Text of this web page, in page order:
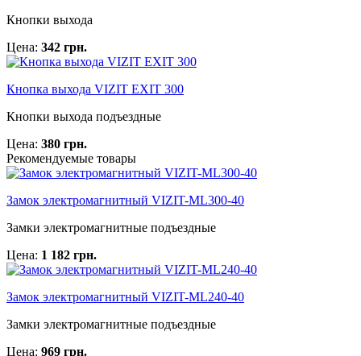
Кнопки выхода
Цена: 342 грн.
Кнопка выхода VIZIT EXIT 300
Кнопки выхода подъездные
Цена: 380 грн.
Рекомендуемые товары
Замок электромагнитный VIZIT-ML300-40
Замки электромагнитные подъездные
Цена: 1 182 грн.
Замок электромагнитный VIZIT-ML240-40
Замки электромагнитные подъездные
Цена: 969 грн.